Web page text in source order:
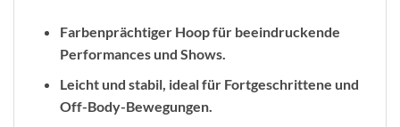
Farbenprächtiger Hoop für beeindruckende
Performances und Shows.
Leicht und stabil, ideal für Fortgeschrittene und
Off-Body-Bewegungen.